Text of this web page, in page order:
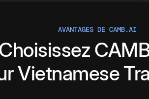
AVANTAGES DE CAMB.AI
Vietnamese